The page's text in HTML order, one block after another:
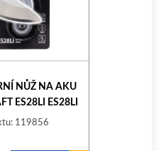
NŮŽ NA AKU
ES28LI ES28LI
BLADE
119856